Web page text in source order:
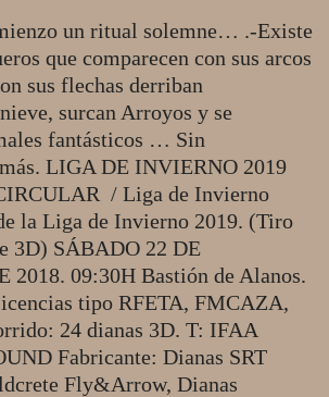
un ritual solemne… .-Existe
que comparecen con sus arcos
sus flechas derriban
surcan Arroyos y se
fantásticos … Sin
LIGA DE INVIERNO 2019
/ Liga de Invierno
la Liga de Invierno 2019. (Tiro
3D) SÁBADO 22 DE
2018. 09:30H Bastión de Alanos.
tipo RFETA, FMCAZA,
24 dianas 3D. T: IFAA
Fabricante: Dianas SRT
Fly&Arrow, Dianas